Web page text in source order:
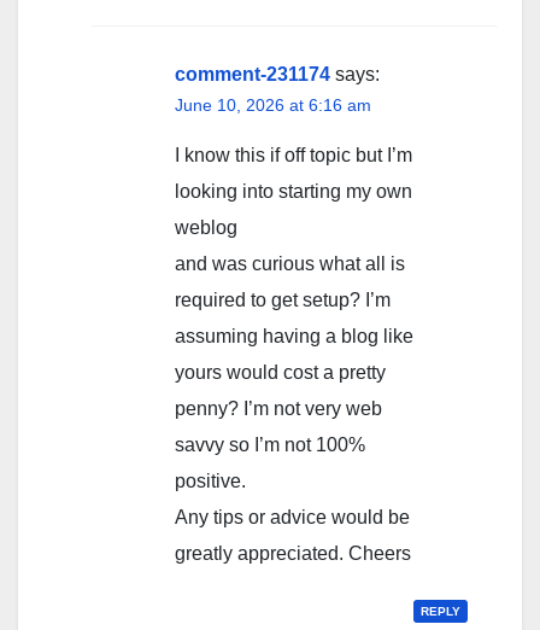
comment-231174 says:
June 10, 2026 at 6:16 am
I know this if off topic but I’m
looking into starting my own
weblog
and was curious what all is
required to get setup? I’m
assuming having a blog like
yours would cost a pretty
penny? I’m not very web
savvy so I’m not 100%
positive.
Any tips or advice would be
greatly appreciated. Cheers
REPLY